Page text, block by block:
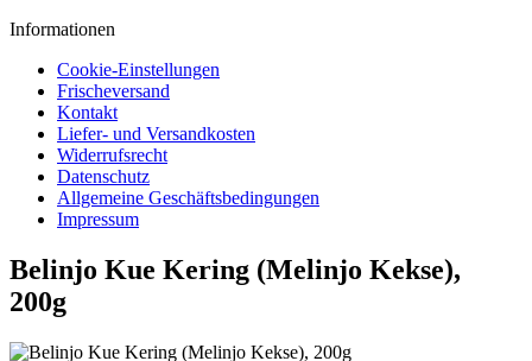
Informationen
Cookie-Einstellungen
Frischeversand
Kontakt
Liefer- und Versandkosten
Widerrufsrecht
Datenschutz
Allgemeine Geschäftsbedingungen
Impressum
Belinjo Kue Kering (Melinjo Kekse),
200g